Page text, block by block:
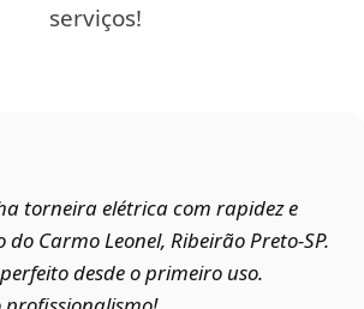
serviços!
torneira elétrica com rapidez e
Carmo Leonel, Ribeirão Preto‑SP.
desde o primeiro uso.